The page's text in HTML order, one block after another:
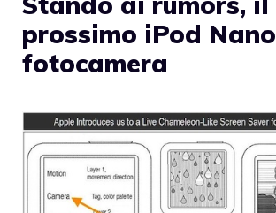
prossimo iPod
fotocamera